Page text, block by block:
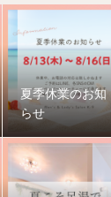
夏季休業のお知
らせ